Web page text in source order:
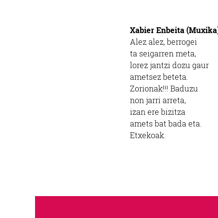
Xabier Enbeita
Alez alez, berrogei
ta seigarren meta,
lorez jantzi dozu gaur
ametsez beteta.
Zorionak!!! Baduzu
non jarri arreta,
izan ere bizitza
amets bat bada eta.
Etxekoak.